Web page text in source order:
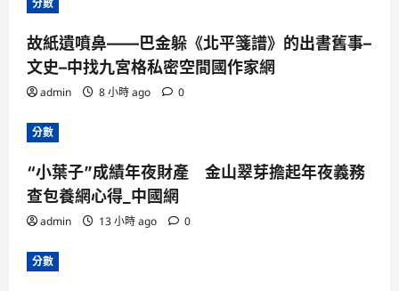
分數
故紙遺噴鼻——巴金躲《北平箋譜》的出書舊事–
文史–中找九宮格私密空間國作家網
admin 8 小時 ago 0
分數
“小葉子”成績年夜財產 金山翠芽擔起年夜義務
查包養網心得_中國網
admin 13 小時 ago 0
分數